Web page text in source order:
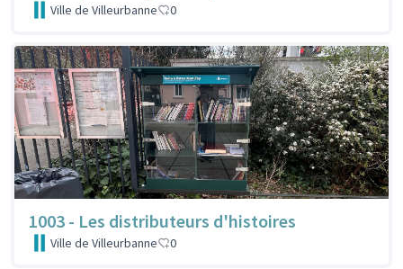
Ville de Villeurbanne 0
1003 - Les distributeurs d'histoires
Ville de Villeurbanne 0